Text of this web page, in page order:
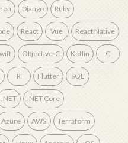
Django Ruby
React Vue React Native
Objective-C Kotlin C
R Flutter SQL
.NET .NET Core
Azure AWS Terraform